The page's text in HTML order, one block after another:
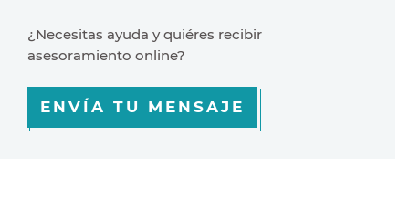
¿Necesitas ayuda y quiéres recibir
asesoramiento online?
ENVÍA TU MENSAJE